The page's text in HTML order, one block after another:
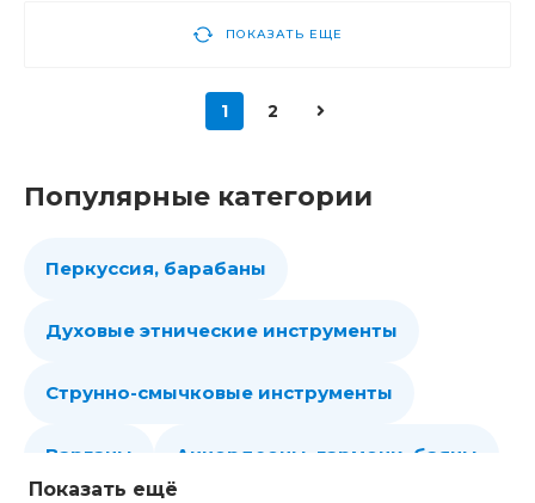
ПОКАЗАТЬ ЕЩЕ
1 2
Популярные категории
Перкуссия, барабаны
Духовые этнические инструменты
Струнно-смычковые инструменты
Варганы Аккордеоны, гармони, баяны
Показать ещё